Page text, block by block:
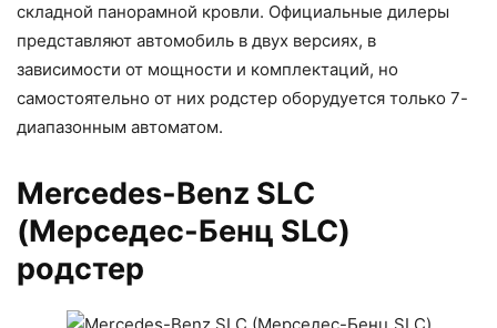
складной панорамной кровли. Официальные дилеры
представляют автомобиль в двух версиях, в
зависимости от мощности и комплектаций, но
самостоятельно от них родстер оборудуется только 7-
диапазонным автоматом.
Mercedes-Benz SLС
(Мерседес-Бенц SLC)
родстер